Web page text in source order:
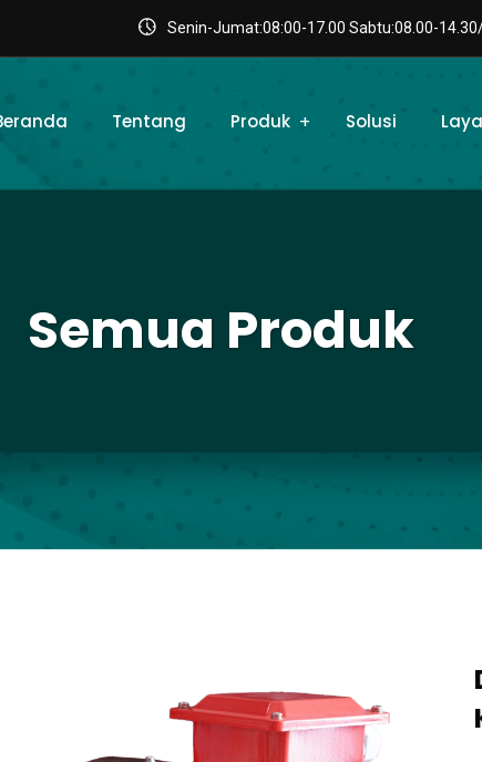
Senin-Jumat:08:00-17.00 Sabtu:08.00-
Tentang Produk Solusi
Semua Produk